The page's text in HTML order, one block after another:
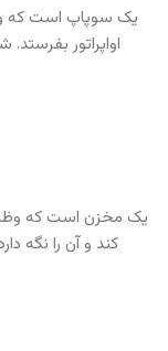
یک سوپاپ است که
اواپراتور
یک مخزن است که
کند و آن را نگه